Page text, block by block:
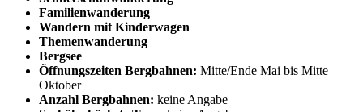
Familienwanderung
Wandern mit Kinderwagen
Themenwanderung
Bergsee
Öffnungszeiten Bergbahnen: Mitte/Ende Mai bis Mitte
Oktober
Anzahl Bergbahnen: keine Angabe